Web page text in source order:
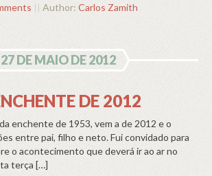
|| Author: Carlos Zamith
27 DE MAIO DE 2012
DE 2012
enchente de 1953, vem a de 2012 e o
entre pai, filho e neto. Fui convidado para
o acontecimento que deverá ir ao ar no
terça […]